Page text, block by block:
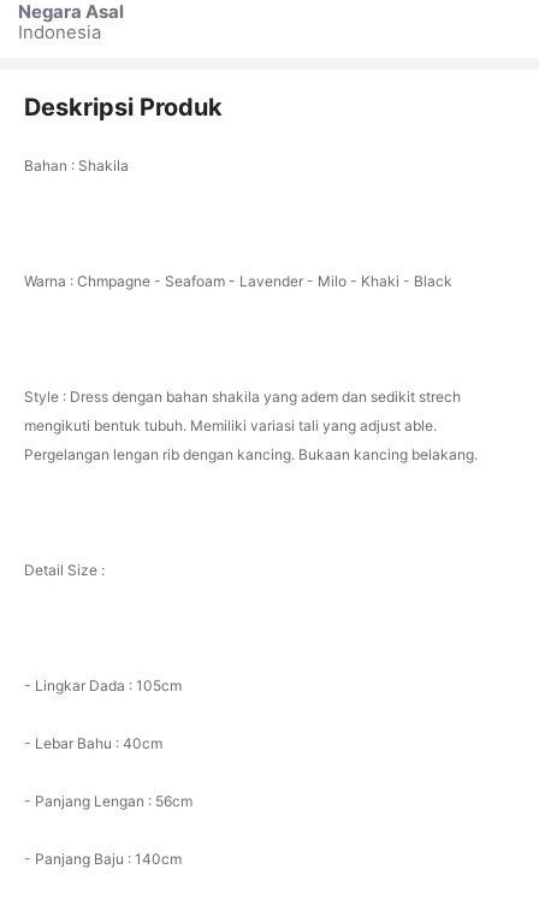
Negara Asal
Indonesia
Deskripsi Produk
Bahan : Shakila
Warna : Chmpagne - Seafoam - Lavender - Milo - Khaki - Black
Style : Dress dengan bahan shakila yang adem dan sedikit strech
mengikuti bentuk tubuh. Memiliki variasi tali yang adjust able.
Pergelangan lengan rib dengan kancing. Bukaan kancing belakang.
Detail Size :
- Lingkar Dada : 105cm
- Lebar Bahu : 40cm
- Panjang Lengan : 56cm
- Panjang Baju : 140cm